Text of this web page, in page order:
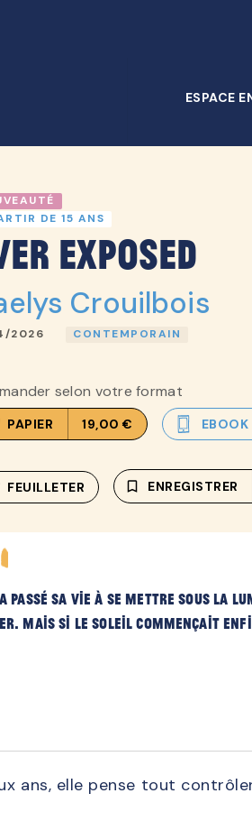
ESPACE
DE 15 ANS
exposed
Crouilbois
2026 CONTEMPORAIN
selon votre format
PAPIER 19,00 € EBOOK
FEUILLETER bookmark_border ENREGISTRER
passé sa vie à se mettre sous la
Mais si le soleil commençait
ans, elle pense tout